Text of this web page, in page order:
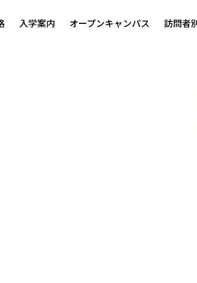
入学案内 オープンキャンパス 訪問者